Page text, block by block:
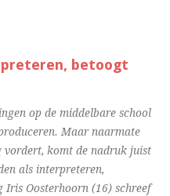
betoogt
op de middelbare school
Maar naarmate
vordert, komt de nadruk juist
als interpreteren,
Iris Oosterhoorn (16) schreef